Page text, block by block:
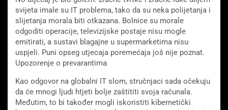
svijeta imale su IT problema, tako da su neka polijetanja i
slijetanja morala biti otkazana. Bolnice su morale
odgoditi operacije, televizijske postaje nisu mogle
emitirati, a sustavi blagajne u supermarketima nisu
uspjeli. Puni opseg utjecaja poremećaja još nije poznat.
Upozorenje o prevarantima
Kao odgovor na globalni IT slom, stručnjaci sada očekuju
da će mnogi ljudi htjeti bolje zaštititi svoja računala.
Međutim, to bi također mogli iskoristiti kibernetički